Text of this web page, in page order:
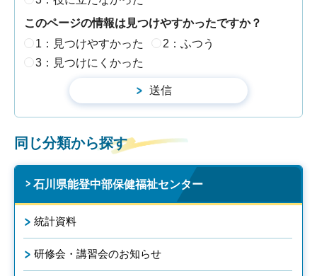
このページの情報は見つけやすかったですか？
1：見つけやすかった
2：ふつう
3：見つけにくかった
同じ分類から探す
石川県能登中部保健福祉センター
統計資料
研修会・講習会のお知らせ